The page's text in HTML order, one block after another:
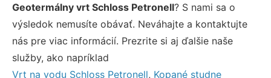
Geotermálny vrt Schloss Petronell? S nami sa o
výsledok nemusíte obávať. Neváhajte a kontaktujte
nás pre viac informácií. Prezrite si aj ďalšie naše
služby, ako napríklad
Vrt na vodu Schloss Petronell, Kopané studne